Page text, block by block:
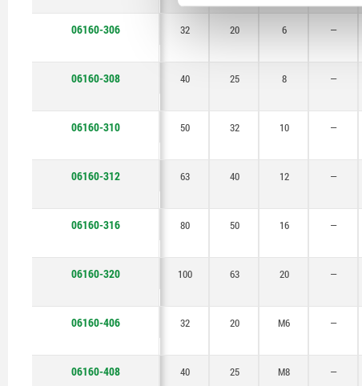
06160-306 32 20 6 —
06160-308 40 25 8 —
06160-310 50 32 10 —
06160-312 63 40 12 —
06160-316 80 50 16 —
06160-320 100 63 20 —
06160-406 32 20 M6 —
06160-408 40 25 M8 —